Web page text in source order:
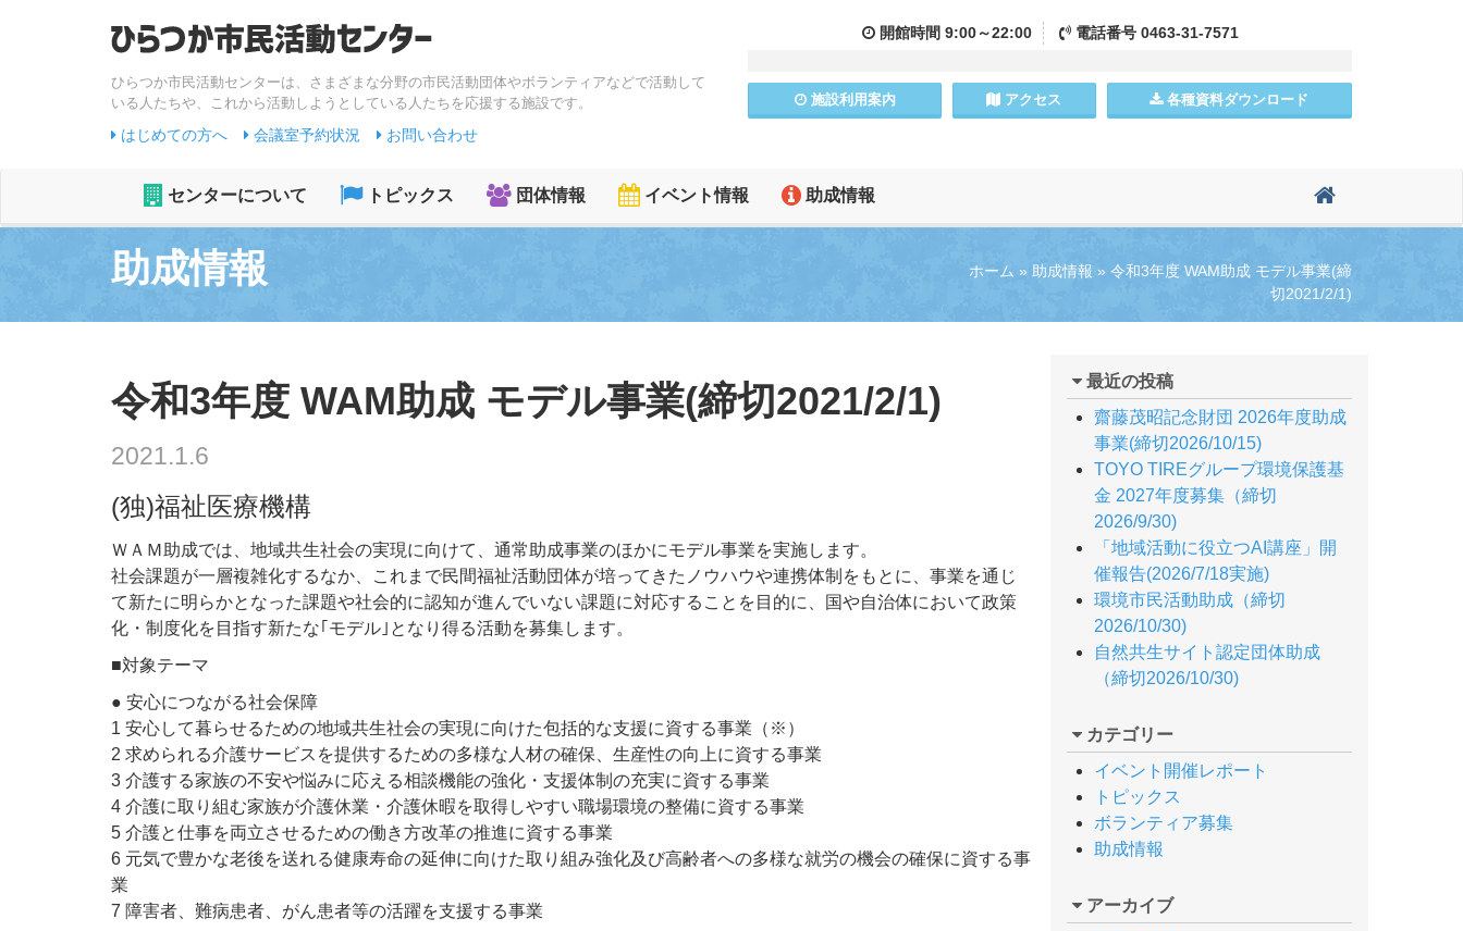
ひらつか市民活動センターは、さまざまな分野の市民活動団体やボランティアなどで活動して
いる人たちや、これから活動しようとしている人たちを応援する施設です。
はじめての方へ 会議室予約状況 お問い合わせ
開館時間 9:00～22:00 電話番号0463-31-7571
施設利用案内 アクセス 各種資料ダウンロード
センターについて トピックス 団体情報 イベント情報 助成情報
ホーム » 助成情報 » 令和3年度 WAM助成 モデル事業(締
切2021/2/1)
助成情報
令和3年度 WAM助成 モデル事業(締切2021/2/1)
2021.1.6
(独)福祉医療機構
ＷＡＭ助成では、地域共生社会の実現に向けて、通常助成事業のほかにモデル事業を実施します。
社会課題が一層複雑化するなか、これまで民間福祉活動団体が培ってきたノウハウや連携体制をもとに、事業を通じ
て新たに明らかとなった課題や社会的に認知が進んでいない課題に対応することを目的に、国や自治体において政策
化・制度化を目指す新たな｢モデル｣となり得る活動を募集します。
■対象テーマ
● 安心につながる社会保障
1 安心して暮らせるための地域共生社会の実現に向けた包括的な支援に資する事業（※）
2 求められる介護サービスを提供するための多様な人材の確保、生産性の向上に資する事業
3 介護する家族の不安や悩みに応える相談機能の強化・支援体制の充実に資する事業
4 介護に取り組む家族が介護休業・介護休暇を取得しやすい職場環境の整備に資する事業
5 介護と仕事を両立させるための働き方改革の推進に資する事業
6 元気で豊かな老後を送れる健康寿命の延伸に向けた取り組み強化及び高齢者への多様な就労の機会の確保に資する事
業
7 障害者、難病患者、がん患者等の活躍を支援する事業
最近の投稿
齋藤茂昭記念財団 2026年度助成
事業(締切2026/10/15)
TOYO TIREグループ環境保護基
金 2027年度募集（締切
2026/9/30)
「地域活動に役立つAI講座」開
催報告(2026/7/18実施)
環境市民活動助成（締切
2026/10/30)
自然共生サイト認定団体助成
（締切2026/10/30)
カテゴリー
イベント開催レポート
トピックス
ボランティア募集
助成情報
アーカイブ